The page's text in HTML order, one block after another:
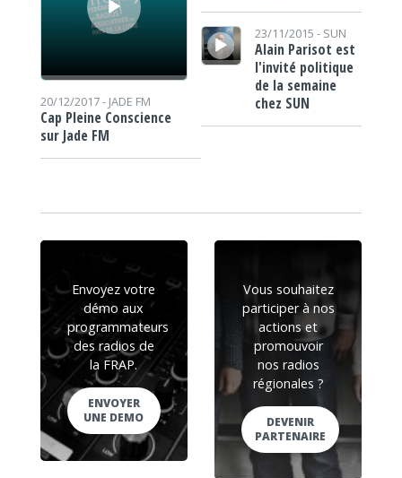
20/12/2017 - JADE FM
Cap Pleine Conscience
sur Jade FM
Lecteur audio
23/11/2015 - SUN
Alain Parisot est
l'invité politique
de la semaine
chez SUN
Envoyez votre
démo aux
programmateurs
des radios de
la FRAP.
ENVOYER
UNE DEMO
Vous souhaitez
participer à nos
actions et
promouvoir
nos radios
régionales ?
DEVENIR
PARTENAIRE